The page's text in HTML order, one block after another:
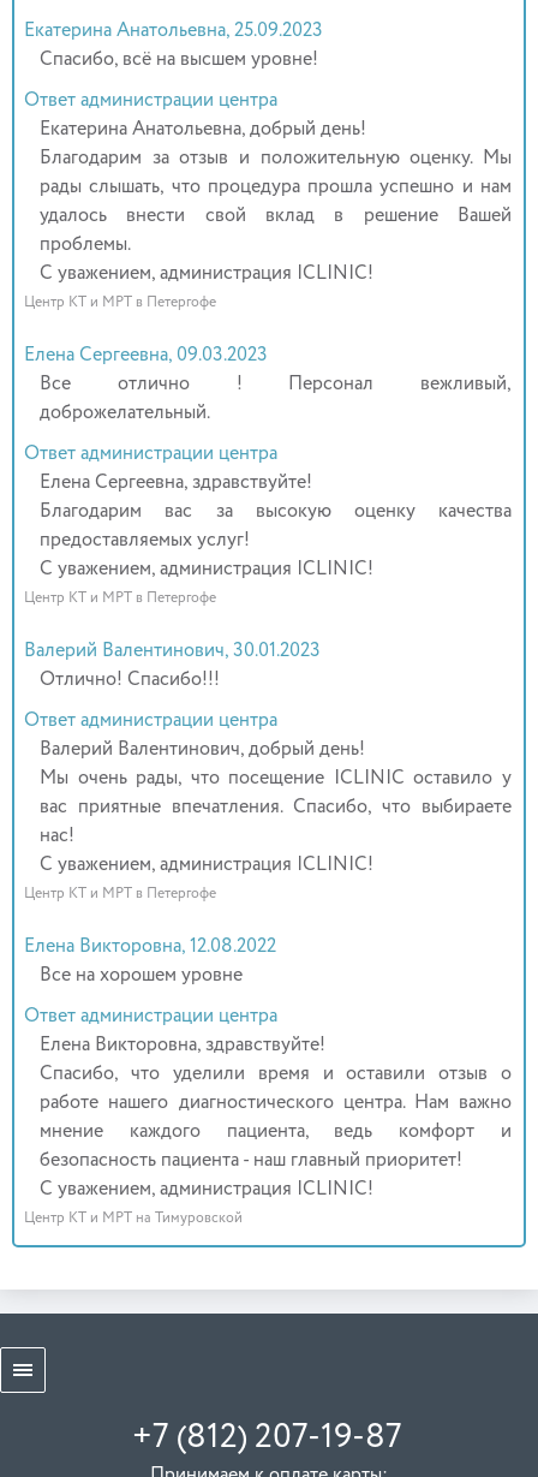
Екатерина Анатольевна, 25.09.2023
Спасибо, всё на высшем уровне!
Ответ администрации центра
Екатерина Анатольевна, добрый день!
Благодарим за отзыв и положительную оценку. Мы
рады слышать, что процедура прошла успешно и нам
удалось внести свой вклад в решение Вашей
проблемы.
С уважением, администрация ICLINIC!
Центр КТ и МРТ в Петергофе
Елена Сергеевна, 09.03.2023
Все отлично ! Персонал вежливый,
доброжелательный.
Ответ администрации центра
Елена Сергеевна, здравствуйте!
Благодарим вас за высокую оценку качества
предоставляемых услуг!
С уважением, администрация ICLINIC!
Центр КТ и МРТ в Петергофе
Валерий Валентинович, 30.01.2023
Отлично! Спасибо!!!
Ответ администрации центра
Валерий Валентинович, добрый день!
Мы очень рады, что посещение ICLINIC оставило у
вас приятные впечатления. Спасибо, что выбираете
нас!
С уважением, администрация ICLINIC!
Центр КТ и МРТ в Петергофе
Елена Викторовна, 12.08.2022
Все на хорошем уровне
Ответ администрации центра
Елена Викторовна, здравствуйте!
Спасибо, что уделили время и оставили отзыв о
работе нашего диагностического центра. Нам важно
мнение каждого пациента, ведь комфорт и
безопасность пациента - наш главный приоритет!
С уважением, администрация ICLINIC!
Центр КТ и МРТ на Тимуровской
+7 (812) 207-19-87